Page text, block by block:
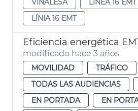
LÍNIA 16 EMT
Eficiencia energética
modificado hace 3 años
MOVILIDAD
TRÁFICO
TODAS LAS AUDIENCIAS
EN PORTADA
EN